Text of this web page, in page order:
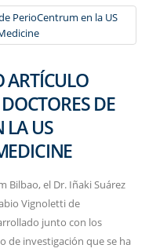
ARTÍCULO
DE
LA US
Bilbao, el Dr. Iñaki Suárez
Vignoletti de
junto con los
de investigación que se ha